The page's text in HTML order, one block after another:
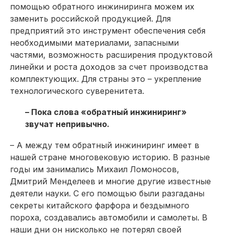
помощью обратного инжиниринга можем их
заменить российской продукцией. Для
предприятий это инструмент обеспечения себя
необходимыми материалами, запасными
частями, возможность расширения продуктовой
линейки и роста доходов за счет производства
комплектующих. Для страны это – укрепление
технологического суверенитета.
– Пока слова «обратный инжиниринг»
звучат непривычно.
– А между тем обратный инжиниринг имеет в
нашей стране многовековую историю. В разные
годы им занимались Михаил Ломоносов,
Дмитрий Менделеев и многие другие известные
деятели науки. С его помощью были разгаданы
секреты китайского фарфора и бездымного
пороха, создавались автомобили и самолеты. В
наши дни он нисколько не потерял своей